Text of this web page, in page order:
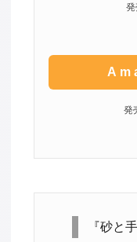
発
発
『砂と